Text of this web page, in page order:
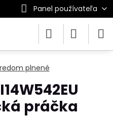
Panel používateľa
plnené
práčka